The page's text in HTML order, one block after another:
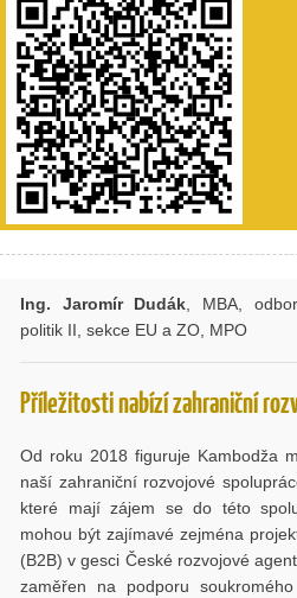
Ing. Jaromír Dudák , MBA,
politik II, sekce EU a ZO, MPO
Příležitosti nabízí zahraniční
Od roku 2018 figuruje Kambodža
naší zahraniční rozvojové
které mají zájem se do této
mohou být zajímavé zejména
(B2B) v gesci České rozvojové
zaměřen na podporu